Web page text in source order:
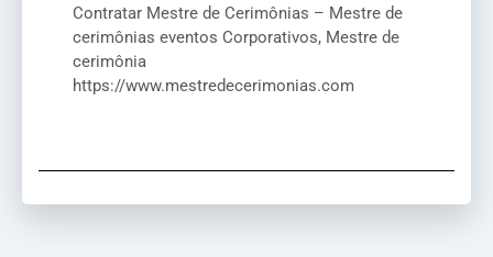
Contratar Mestre de Cerimônias – Mestre de
cerimônias eventos Corporativos, Mestre de
cerimônia
https://www.mestredecerimonias.com